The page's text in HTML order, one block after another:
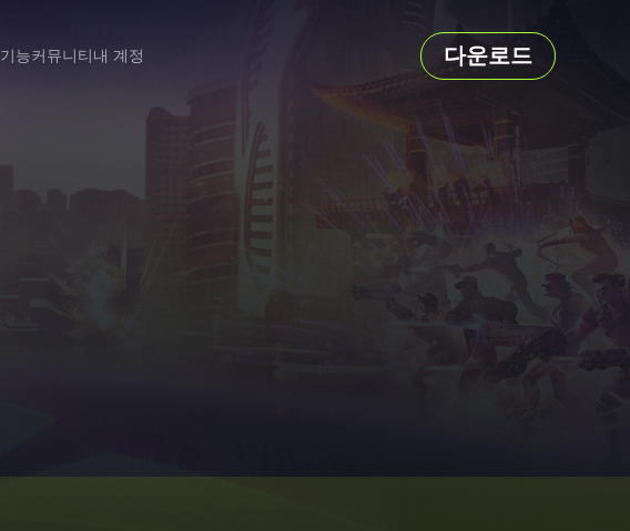
기능커뮤니티내 계정 다운로드